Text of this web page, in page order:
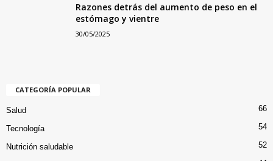
Razones detrás del aumento de peso en el
estómago y vientre
30/05/2025
CATEGORÍA POPULAR
Salud 66
Tecnología 54
Nutrición saludable 52